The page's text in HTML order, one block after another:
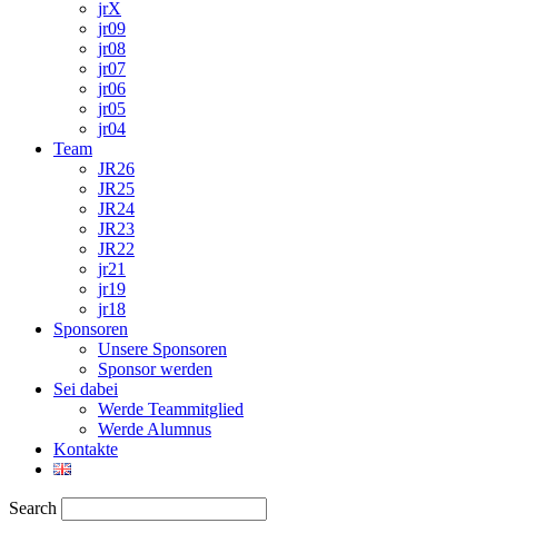
jrX
jr09
jr08
jr07
jr06
jr05
jr04
Team
JR26
JR25
JR24
JR23
JR22
jr21
jr19
jr18
Sponsoren
Unsere Sponsoren
Sponsor werden
Sei dabei
Werde Teammitglied
Werde Alumnus
Kontakte
Search